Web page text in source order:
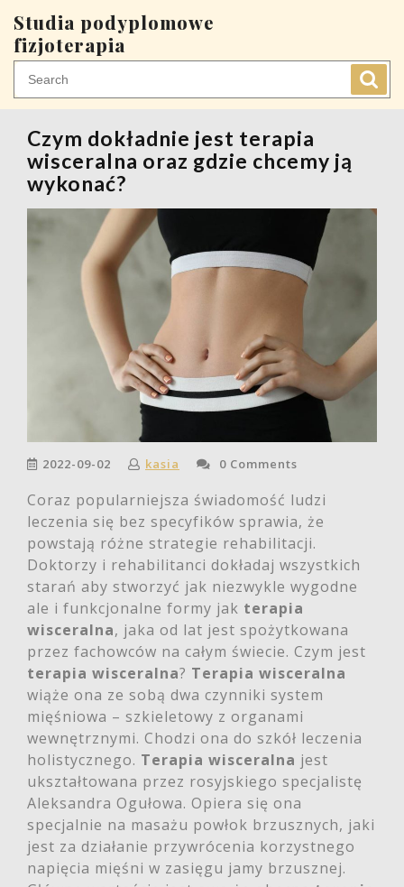
to
content
Studia podyplomowe
fizjoterapia
Czym dokładnie jest terapia
wisceralna oraz gdzie chcemy ją
wykonać?
2022-09-02 kasia 0 Comments
Coraz popularniejsza świadomość ludzi
leczenia się bez specyfików sprawia, że
powstają różne strategie rehabilitacji.
Doktorzy i rehabilitanci dokładaj wszystkich
starań aby stworzyć jak niezwykle wygodne
ale i funkcjonalne formy jak terapia
wisceralna, jaka od lat jest spożytkowana
przez fachowców na całym świecie. Czym jest
terapia wisceralna? Terapia wisceralna
wiąże ona ze sobą dwa czynniki system
mięśniowa – szkieletowy z organami
wewnętrznymi. Chodzi ona do szkół leczenia
holistycznego. Terapia wisceralna jest
ukształtowana przez rosyjskiego specjalistę
Aleksandra Ogułowa. Opiera się ona
specjalnie na masażu powłok brzusznych, jaki
jest za działanie przywrócenia korzystnego
napięcia mięśni w zasięgu jamy brzusznej.